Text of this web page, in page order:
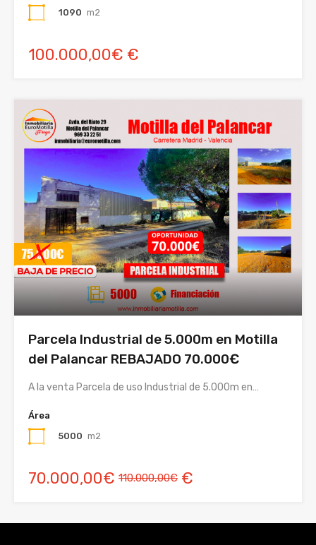
1090 m2
100.000,00€ €
Parcela Industrial de 5.000m en Motilla
del Palancar REBAJADO 70.000€
A la venta Parcela de uso Industrial de 5.000m en…
Área
5000 m2
70.000,00€ 110.000,00€ €